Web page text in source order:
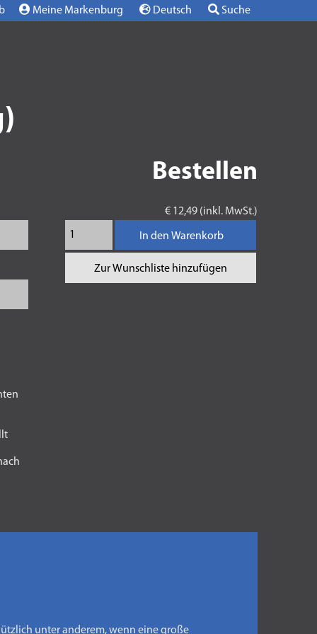
Meine Markenburg Deutsch Suche
Bestellen
€ 12,49 (inkl. MwSt.)
In den Warenkorb
Zur Wunschliste hinzufügen
unter anderem, wenn eine große